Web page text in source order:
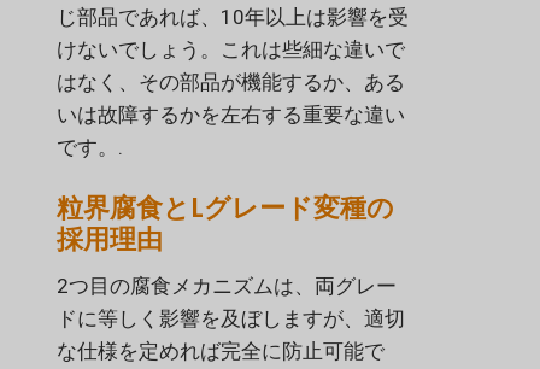
じ部品であれば、10年以上は影響を受
けないでしょう。これは些細な違いで
はなく、その部品が機能するか、ある
いは故障するかを左右する重要な違い
です。.
粒界腐食とLグレード変種の
採用理由
2つ目の腐食メカニズムは、両グレー
ドに等しく影響を及ぼしますが、適切
な仕様を定めれば完全に防止可能で